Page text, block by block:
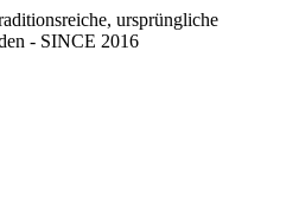
ursprüngliche
- SINCE 2016